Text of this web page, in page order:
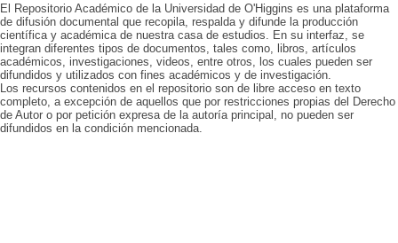
El Repositorio Académico de la Universidad de O'Higgins es una plataforma
de difusión documental que recopila, respalda y difunde la producción
científica y académica de nuestra casa de estudios. En su interfaz, se
integran diferentes tipos de documentos, tales como, libros, artículos
académicos, investigaciones, videos, entre otros, los cuales pueden ser
difundidos y utilizados con fines académicos y de investigación.
Los recursos contenidos en el repositorio son de libre acceso en texto
completo, a excepción de aquellos que por restricciones propias del Derecho
de Autor o por petición expresa de la autoría principal, no pueden ser
difundidos en la condición mencionada.